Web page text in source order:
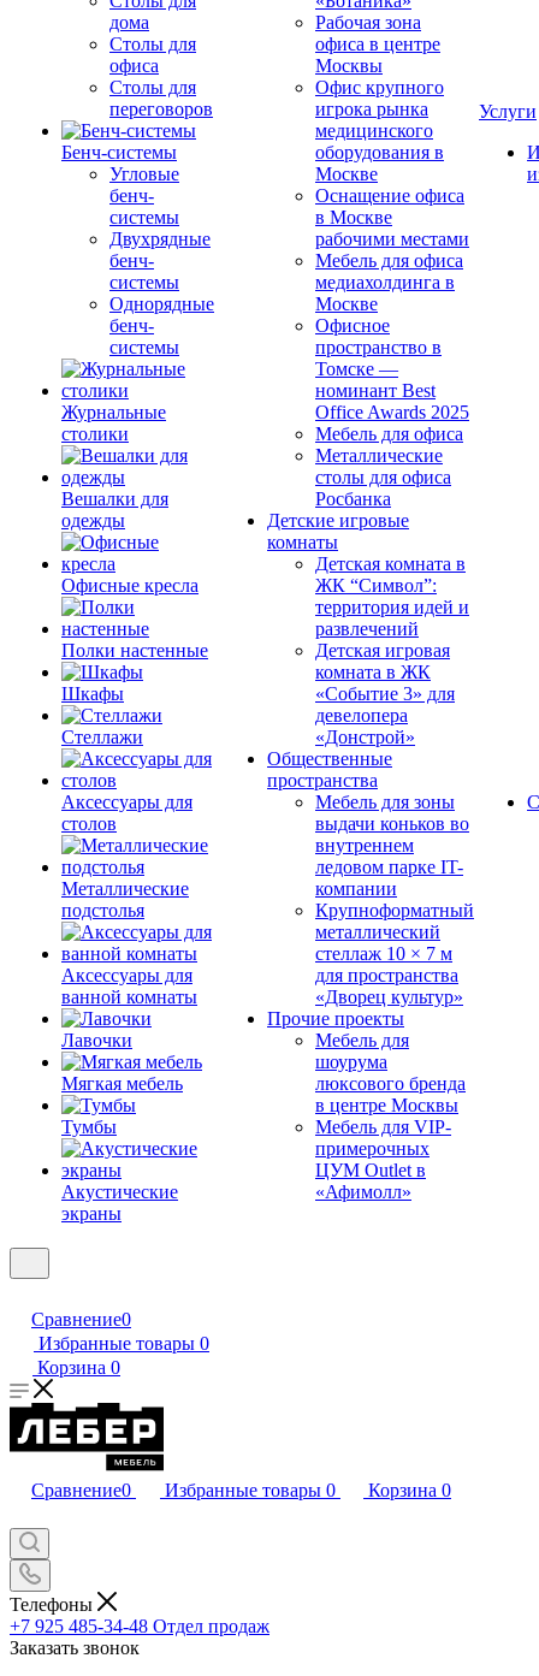
дома
Столы для
офиса
Столы для
переговоров
Бенч-системы
Угловые
бенч-
системы
Двухрядные
бенч-
системы
Однорядные
бенч-
системы
Журнальные
столики
Вешалки для
одежды
Офисные кресла
Полки настенные
Шкафы
Стеллажи
Аксессуары для
столов
Металлические
подстолья
Аксессуары для
ванной комнаты
Лавочки
Мягкая мебель
Тумбы
Акустические
экраны
Рабочая зона
офиса в центре
Москвы
Офис крупного
игрока рынка
медицинского
оборудования в
Москве
Оснащение офиса
в Москве
рабочими местами
Мебель для офиса
медиахолдинга в
Москве
Офисное
пространство в
Томске —
номинант Best
Office Awards 2025
Мебель для офиса
Металлические
столы для офиса
Росбанка
Детские игровые
комнаты
Детская комната в
ЖК “Символ”:
территория идей и
развлечений
Детская игровая
комната в ЖК
«Событие 3» для
девелопера
«Донстрой»
Общественные
пространства
Мебель для зоны
выдачи коньков во
внутреннем
ледовом парке IT-
компании
Крупноформатный
металлический
стеллаж 10 × 7 м
для пространства
«Дворец культур»
Прочие проекты
Мебель для
шоурума
люксового бренда
в центре Москвы
Мебель для VIP-
примерочных
ЦУМ Outlet в
«Афимолл»
Услуги
Сравнение0
Избранные товары 0
Корзина 0
Сравнение0 Избранные товары 0 Корзина 0
Телефоны
+7 925 485-34-48 Отдел продаж
Заказать звонок